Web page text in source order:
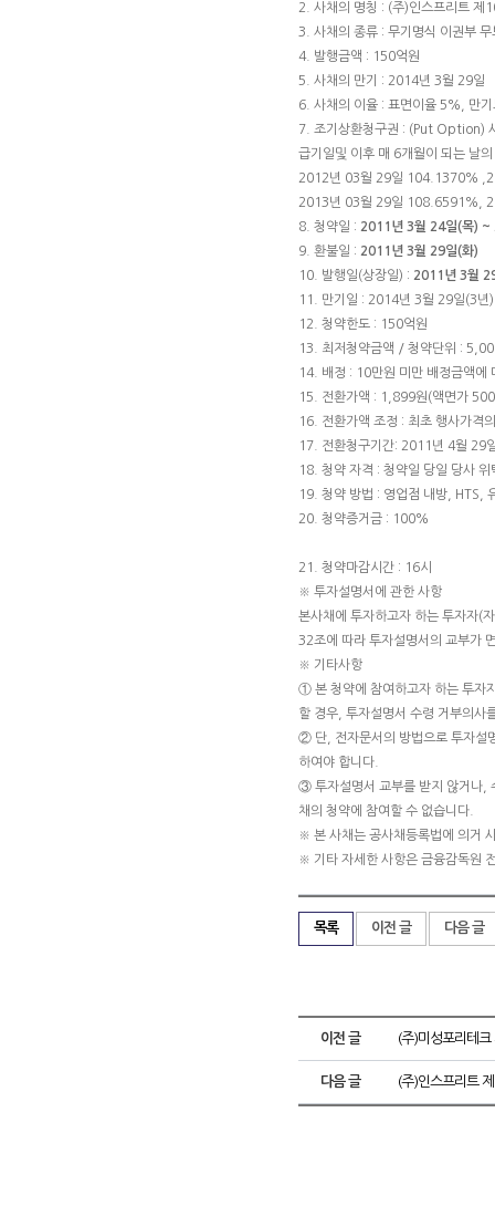
2. 사채의 명칭 : (주)인스프리트 제
3. 사채의 종류 : 무기명식 이권부 무
4. 발행금액 : 150억원
5. 사채의 만기 : 2014년 3월 29일
6. 사채의 이율 : 표면이율 5%, 만
7. 조기상환청구권 : (Put Option)
급기일및 이후 매 6개월이 되는 날
2012년 03월 29일 104.1370%
2013년 03월 29일 108.6591%,
8. 청약일 : 2011년 3월 24일(목) ~
9. 환불일 : 2011년 3월 29일(화)
10. 발행일(상장일) : 2011년 3월
11. 만기일 : 2014년 3월 29일(3년)
12. 청약한도 : 150억원
13. 최저청약금액 / 청약단위 :
14. 배정 : 10만원 미만 배정금액에
15. 전환가액 : 1,899원(액면가
16. 전환가액 조정 : 최초 행사가격
17. 전환청구기간: 2011년 4월 29
18. 청약 자격 : 청약일 당일 당사
19. 청약 방법 : 영업점 내방, HTS,
20. 청약증거금 : 100%
21. 청약마감시간 : 16시
※ 투자설명서에 관한 사항
본사채에 투자하고자 하는 투자자(
32조에 따라 투자설명서의 교부가
※ 기타사항
① 본 청약에 참여하고자 하는 투자
할 경우, 투자설명서 수령 거부의사
② 단, 전자문서의 방법으로 투자설
하여야 합니다.
③ 투자설명서 교부를 받지 않거나,
채의 청약에 참여할 수 없습니다.
※ 본 사채는 공사채등록법에 의거
※ 기타 자세한 사항은 금융감독원
목록 이전 글 다음 글
이전 글 (주)미성포리테
다음 글 (주)인스프리트